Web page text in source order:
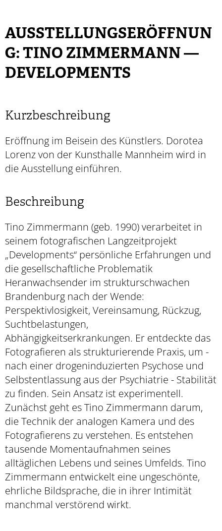
AUSSTELLUNGSERÖFFNUN
G: TINO ZIMMERMANN —
DEVELOPMENTS
Kurzbeschreibung
Eröffnung im Beisein des Künstlers. Dorotea
Lorenz von der Kunsthalle Mannheim wird in
die Ausstellung einführen.
Beschreibung
Tino Zimmermann (geb. 1990) verarbeitet in
seinem fotografischen Langzeitprojekt
„Developments“ persönliche Erfahrungen und
die gesellschaftliche Problematik
Heranwachsender im strukturschwachen
Brandenburg nach der Wende:
Perspektivlosigkeit, Vereinsamung, Rückzug,
Suchtbelastungen,
Abhängigkeitserkrankungen. Er entdeckte das
Fotografieren als strukturierende Praxis, um -
nach einer drogeninduzierten Psychose und
Selbstentlassung aus der Psychiatrie - Stabilität
zu finden. Sein Ansatz ist experimentell.
Zunächst geht es Tino Zimmermann darum,
die Technik der analogen Kamera und des
Fotografierens zu verstehen. Es entstehen
tausende Momentaufnahmen seines
alltäglichen Lebens und seines Umfelds. Tino
Zimmermann entwickelt eine ungeschönte,
ehrliche Bildsprache, die in ihrer Intimität
manchmal verstörend wirkt.